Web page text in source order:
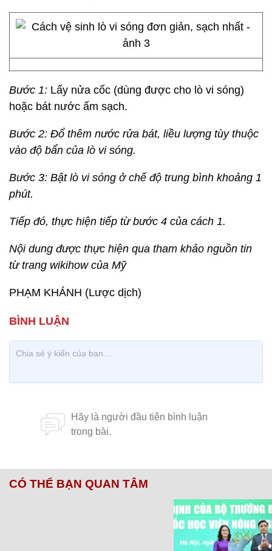
Bước 1: Lấy nửa cốc (dùng được cho lò vi sóng)
hoặc bát nước ấm sạch.
Bước 2: Đổ thêm nước rửa bát, liều lượng tùy thuộc
vào độ bẩn của lò vi sóng.
Bước 3: Bật lò vi sóng ở chế độ trung bình khoảng 1
phút.
Tiếp đó, thực hiện tiếp từ bước 4 của cách 1.
Nội dung được thực hiện qua tham khảo nguồn tin
từ trang wikihow của Mỹ
PHẠM KHÁNH (Lược dịch)
CÓ THỂ BẠN QUAN TÂM